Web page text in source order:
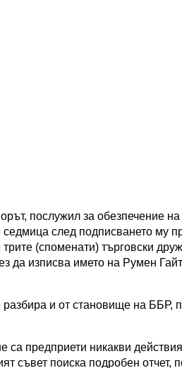
послужил за обезпечение
седмица след подписването му
(споменати) търговски
да изписва името на Румен
и от становище на ББР,
са предприети никакви
съвет поиска подробен отчет,